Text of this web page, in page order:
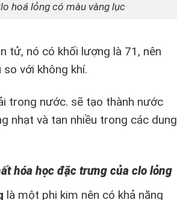
hoá lỏng có màu vàng lục
tử, nó có khối lượng là 71, nên
so với không khí.
trong nước. sẽ tạo thành nước
nhạt và tan nhiều trong các dung
ất hóa học đặc trưng của clo lỏng
là một phi kim nên có khả năng